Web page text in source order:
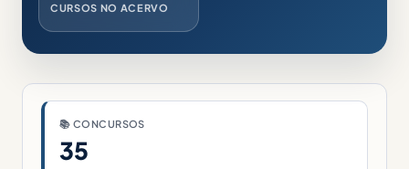
CURSOS NO ACERVO
📚 CONCURSOS
35